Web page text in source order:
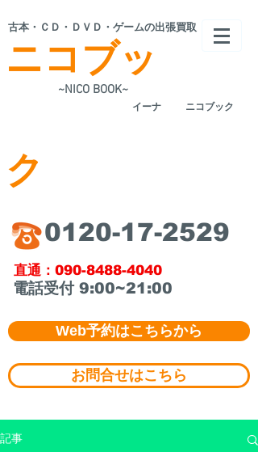
~NICO BOOK~
ニコブッ
ク
​古本・ＣＤ・ＤＶＤ・ゲームの出張買取
​イーナ
​0120-17-2529
ニコブック
​直通：090-8488-4040
​電話受付 9:00~21:00
Web予約はこちらから
お問合せはこちら
記事